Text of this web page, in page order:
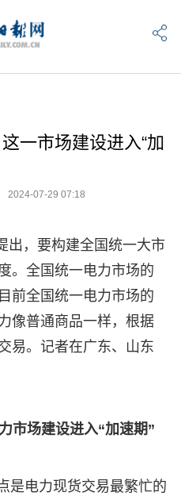
一市场建设进入“加
2024-07-29 07:18
出，要构建全国统一大市
。全国统一电力市场的
前全国统一电力市场的
像普通商品一样，根据
易。记者在广东、山东
市场建设进入“加速期”
是电力现货交易最繁忙的